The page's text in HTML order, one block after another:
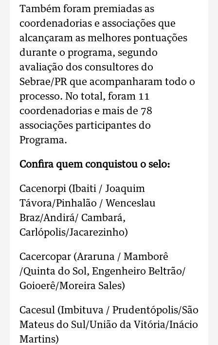
Também foram premiadas as
coordenadorias e associações que
alcançaram as melhores pontuações
durante o programa, segundo
avaliação dos consultores do
Sebrae/PR que acompanharam todo o
processo. No total, foram 11
coordenadorias e mais de 78
associações participantes do
Programa.
Confira quem conquistou o selo:
Cacenorpi (Ibaiti / Joaquim
Távora/Pinhalão / Wenceslau
Braz/Andirá/ Cambará,
Carlópolis/Jacarezinho)
Cacercopar (Araruna / Mamborê
/Quinta do Sol, Engenheiro Beltrão/
Goioerê/Moreira Sales)
Cacesul (Imbituva / Prudentópolis/São
Mateus do Sul/União da Vitória/Inácio
Martins)